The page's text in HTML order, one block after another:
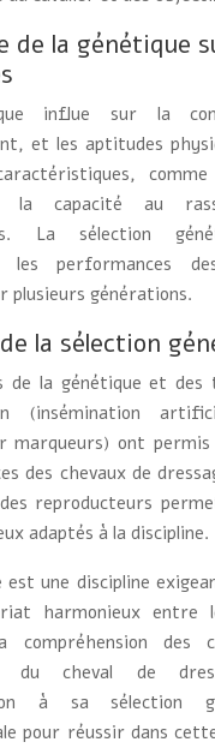
de la génétique
influe sur la
et les aptitudes
la capacité au
La sélection
les performances
plusieurs générations.
la sélection
de la génétique et des
(insémination
marqueurs) ont permis
des chevaux de
reproducteurs
adaptés à la discipline.
est une discipline
harmonieux entre
compréhension des
du cheval de
à sa sélection
pour réussir dans